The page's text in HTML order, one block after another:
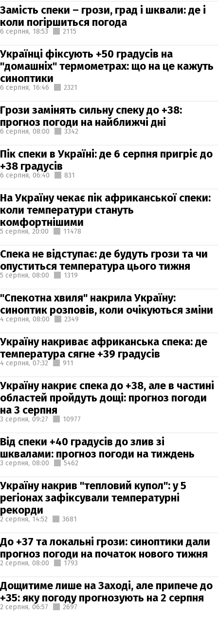
Замість спеки – грози, град і шквали: де і
коли погіршиться погода
6 серпня, 18:53 2115
Українці фіксують +50 градусів на
"домашніх" термометрах: що на це кажуть
синоптики
6 серпня, 16:46 2321
Грози замінять сильну спеку до +38:
прогноз погоди на найближчі дні
6 серпня, 08:00 3342
Пік спеки в Україні: де 6 серпня пригріє до
+38 градусів
6 серпня, 06:40 831
На Україну чекає пік африканської спеки:
коли температури стануть
комфортнішими
5 серпня, 20:00 11478
Спека не відступає: де будуть грози та чи
опуститься температура цього тижня
5 серпня, 08:00 1319
"Спекотна хвиля" накрила Україну:
синоптик розповів, коли очікуються зміни
4 серпня, 08:00 2349
Україну накриває африканська спека: де
температура сягне +39 градусів
4 серпня, 07:32 911
Україну накриє спека до +38, але в частині
областей пройдуть дощі: прогноз погоди
на 3 серпня
3 серпня, 09:27 10977
Від спеки +40 градусів до злив зі
шквалами: прогноз погоди на тиждень
3 серпня, 08:00 5462
Україну накрив "тепловий купол": у 5
регіонах зафіксували температурні
рекорди
2 серпня, 14:52 3681
До +37 та локальні грози: синоптики дали
прогноз погоди на початок нового тижня
2 серпня, 08:00 1793
Дощитиме лише на Заході, але припече до
+35: яку погоду прогнозують на 2 серпня
2 серпня, 06:57 2697